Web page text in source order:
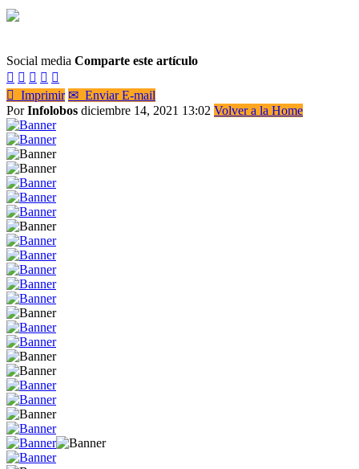
Social media Comparte este artículo
    
 Imprimir ✉ Enviar E-mail
PorInfolobos diciembre 14, 2021 13:02 Volver a la Home